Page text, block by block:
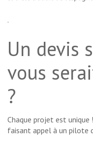
.
Un devis
vous
?
Chaque projet est unique
faisant appel à un pilote